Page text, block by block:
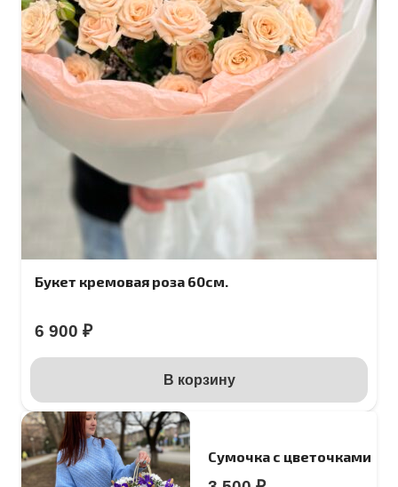
Букет кремовая роза 60см.
6 900 ₽
В корзину
Сумочка с цветочками